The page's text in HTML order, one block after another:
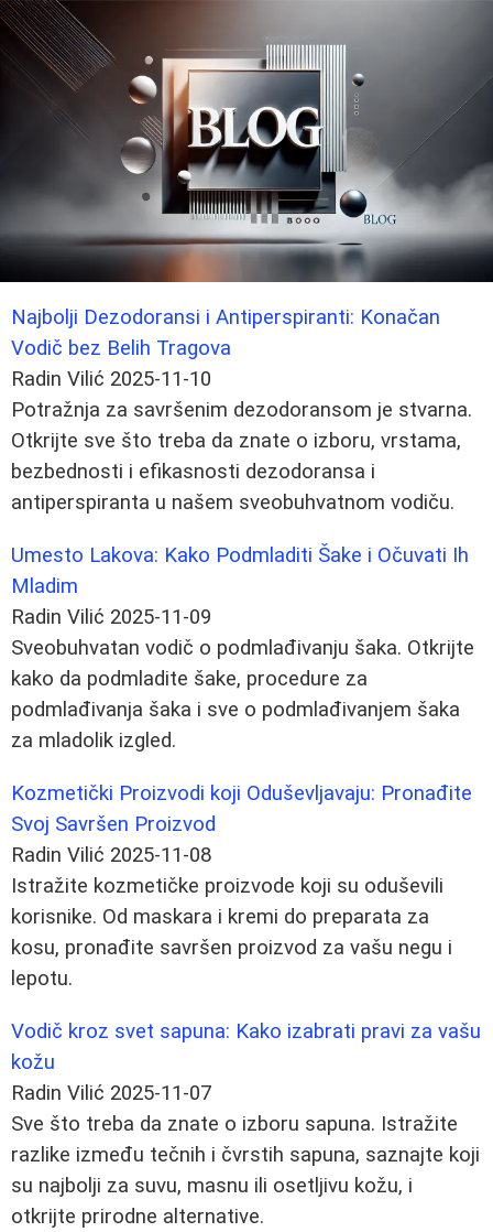
Najbolji Dezodoransi i Antiperspiranti: Konačan
Vodič bez Belih Tragova
Radin Vilić 2025-11-10
Potražnja za savršenim dezodoransom je stvarna.
Otkrijte sve što treba da znate o izboru, vrstama,
bezbednosti i efikasnosti dezodoransa i
antiperspiranta u našem sveobuhvatnom vodiču.
Umesto Lakova: Kako Podmladiti Šake i Očuvati Ih
Mladim
Radin Vilić 2025-11-09
Sveobuhvatan vodič o podmlađivanju šaka. Otkrijte
kako da podmladite šake, procedure za
podmlađivanja šaka i sve o podmlađivanjem šaka
za mladolik izgled.
Kozmetički Proizvodi koji Oduševljavaju: Pronađite
Svoj Savršen Proizvod
Radin Vilić 2025-11-08
Istražite kozmetičke proizvode koji su oduševili
korisnike. Od maskara i kremi do preparata za
kosu, pronađite savršen proizvod za vašu negu i
lepotu.
Vodič kroz svet sapuna: Kako izabrati pravi za vašu
kožu
Radin Vilić 2025-11-07
Sve što treba da znate o izboru sapuna. Istražite
razlike između tečnih i čvrstih sapuna, saznajte koji
su najbolji za suvu, masnu ili osetljivu kožu, i
otkrijte prirodne alternative.